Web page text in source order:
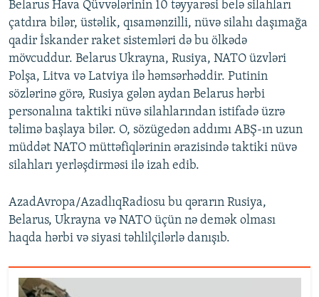
Belarus Hava Qüvvələrinin 10 təyyarəsi belə silahları
çatdıra bilər, üstəlik, qısamənzilli, nüvə silahı daşımağa
qadir İskander raket sistemləri də bu ölkədə
mövcuddur. Belarus Ukrayna, Rusiya, NATO üzvləri
Polşa, Litva və Latviya ilə həmsərhəddir. Putinin
sözlərinə görə, Rusiya gələn aydan Belarus hərbi
personalına taktiki nüvə silahlarından istifadə üzrə
təlimə başlaya bilər. O, sözügedən addımı ABŞ-ın uzun
müddət NATO müttəfiqlərinin ərazisində taktiki nüvə
silahları yerləşdirməsi ilə izah edib.
AzadAvropa/AzadlıqRadiosu bu qərarın Rusiya,
Belarus, Ukrayna və NATO üçün nə demək olması
haqda hərbi və siyasi təhlilçilərlə danışıb.